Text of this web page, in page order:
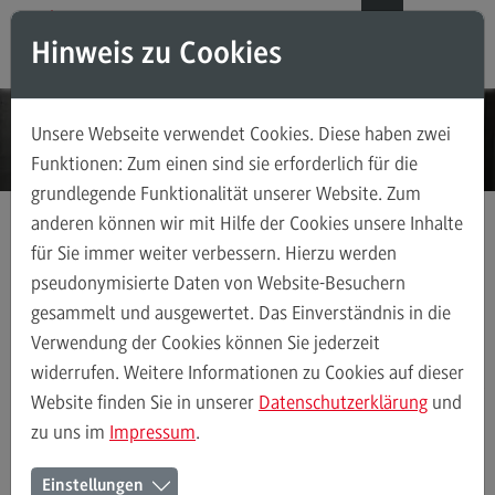
Direkt zum Inhalt
Direkt zum Hauptmenu
Direkt zum Footer
Modul-O-Mat
Masterstudiengänge
Accounting, Controlling, Taxation
Accounting, Controlling, Taxation
Modulangebot
Berufsperspektiven
Kontakt
Advanced Practice in Healthcare
Advanced Practice in Healthcare
Rahmenbedingungen
Masterstudiengänge Informatik
Modulangebot
Cloud, Datenbanken und Big Data
Cloud, Datenbanken und Big
Hinweis zu Cookies
Unsere Webseite verwendet Cookies. Diese haben zwei
Funktionen: Zum einen sind sie erforderlich für die
grundlegende Funktionalität unserer Website. Zum
anderen können wir mit Hilfe der Cookies unsere Inhalte
für Sie immer weiter verbessern. Hierzu werden
pseudonymisierte Daten von Website-Besuchern
gesammelt und ausgewertet. Das Einverständnis in die
Verwendung der Cookies können Sie jederzeit
widerrufen. Weitere Informationen zu Cookies auf dieser
Website finden Sie in unserer Datenschutzerklärung und
zu uns im Impressum.
Einstellungen